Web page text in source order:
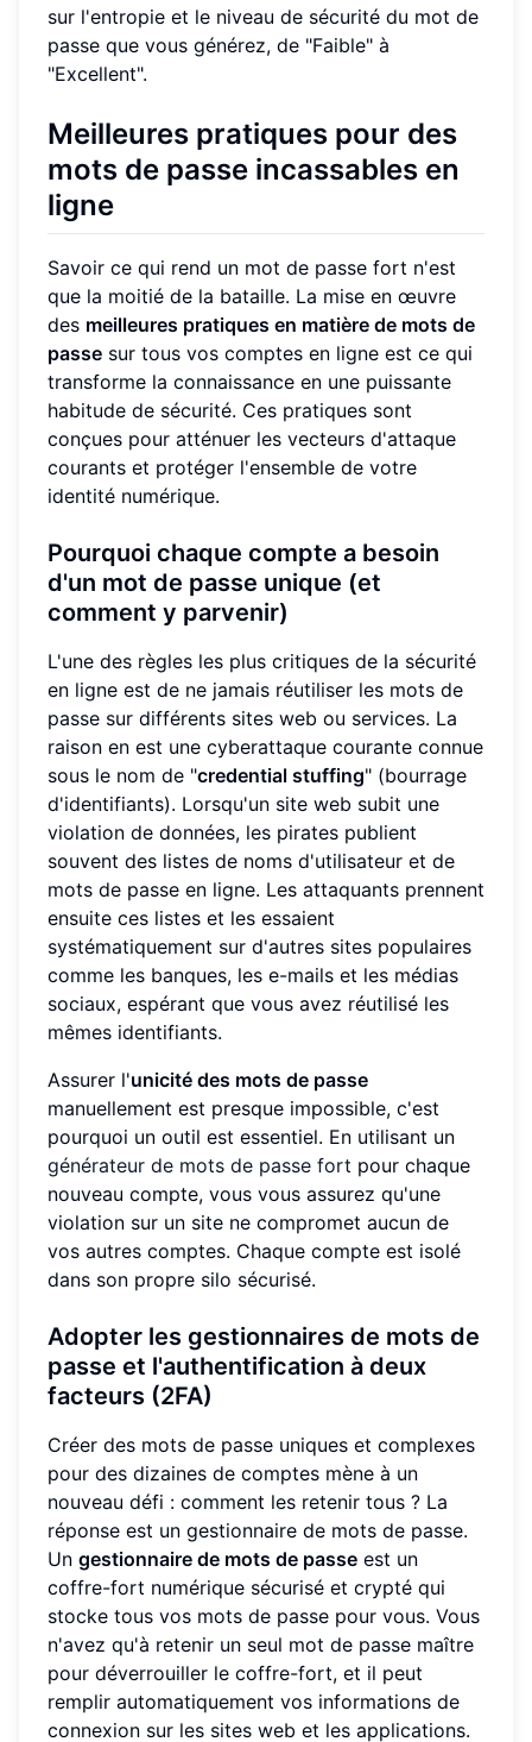
sur l'entropie et le niveau de sécurité du mot de
passe que vous générez, de "Faible" à
"Excellent".
Meilleures pratiques pour des
mots de passe incassables en
ligne
Savoir ce qui rend un mot de passe fort n'est
que la moitié de la bataille. La mise en œuvre
des meilleures pratiques en matière de mots de
passe sur tous vos comptes en ligne est ce qui
transforme la connaissance en une puissante
habitude de sécurité. Ces pratiques sont
conçues pour atténuer les vecteurs d'attaque
courants et protéger l'ensemble de votre
identité numérique.
Pourquoi chaque compte a besoin
d'un mot de passe unique (et
comment y parvenir)
L'une des règles les plus critiques de la sécurité
en ligne est de ne jamais réutiliser les mots de
passe sur différents sites web ou services. La
raison en est une cyberattaque courante connue
sous le nom de "credential stuffing" (bourrage
d'identifiants). Lorsqu'un site web subit une
violation de données, les pirates publient
souvent des listes de noms d'utilisateur et de
mots de passe en ligne. Les attaquants prennent
ensuite ces listes et les essaient
systématiquement sur d'autres sites populaires
comme les banques, les e-mails et les médias
sociaux, espérant que vous avez réutilisé les
mêmes identifiants.
Assurer l'unicité des mots de passe
manuellement est presque impossible, c'est
pourquoi un outil est essentiel. En utilisant un
générateur de mots de passe fort pour chaque
nouveau compte, vous vous assurez qu'une
violation sur un site ne compromet aucun de
vos autres comptes. Chaque compte est isolé
dans son propre silo sécurisé.
Adopter les gestionnaires de mots de
passe et l'authentification à deux
facteurs (2FA)
Créer des mots de passe uniques et complexes
pour des dizaines de comptes mène à un
nouveau défi : comment les retenir tous ? La
réponse est un gestionnaire de mots de passe.
Un gestionnaire de mots de passe est un
coffre-fort numérique sécurisé et crypté qui
stocke tous vos mots de passe pour vous. Vous
n'avez qu'à retenir un seul mot de passe maître
pour déverrouiller le coffre-fort, et il peut
remplir automatiquement vos informations de
connexion sur les sites web et les applications.